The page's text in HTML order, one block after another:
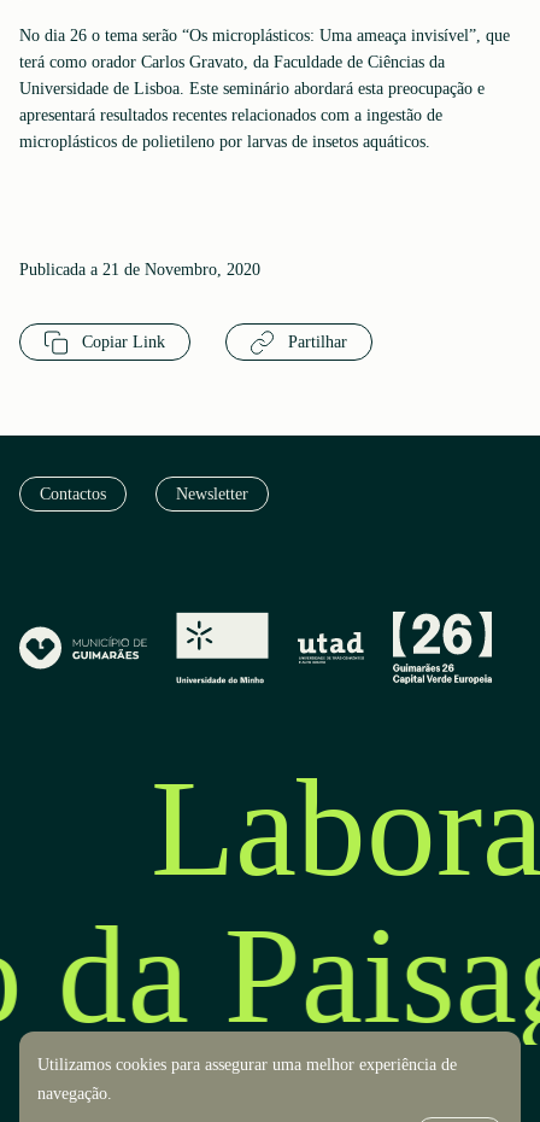
No dia 26 o tema serão “Os microplásticos: Uma ameaça invisível”, que
terá como orador Carlos Gravato, da Faculdade de Ciências da
Universidade de Lisboa. Este seminário abordará esta preocupação e
apresentará resultados recentes relacionados com a ingestão de
microplásticos de polietileno por larvas de insetos aquáticos.
Publicada a 21 de Novembro, 2020
Copiar Link Partilhar
Contactos Newsletter
Utilizamos cookies para assegurar uma melhor experiência de
navegação.